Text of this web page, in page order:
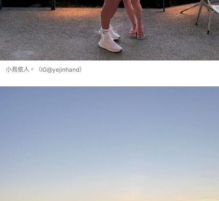
小鳥依人。（IG@yejinhand）